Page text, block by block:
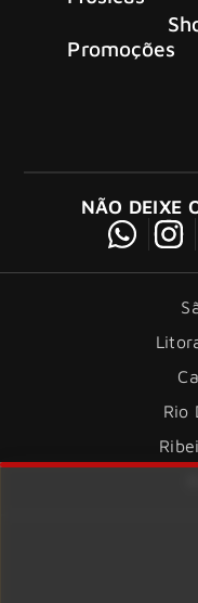
Promoções
NÃO DEIXE
Rio